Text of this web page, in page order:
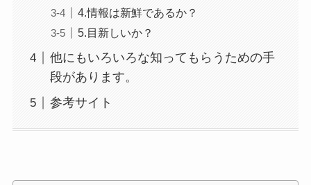
4.情報は新鮮であるか？
5.目新しいか？
他にもいろいろな知ってもらうための手
段があります。
参考サイト